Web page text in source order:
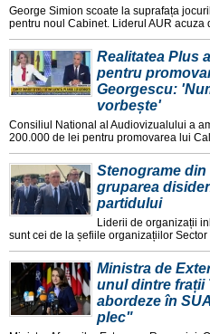
George Simion scoate la suprafața
pentru noul Cabinet. Liderul AUR acuza
Realitatea Plus
pentru
Georgescu:
vorbește'
Consiliul National al Audiovizualului a
200.000 de lei pentru promovarea lui
Stenograme
gruparea
partidului
Liderii de organizații
sunt cei de la șefiile organizațiilor Sector
Ministra de
unul dintre frații
abordeze în
plec"